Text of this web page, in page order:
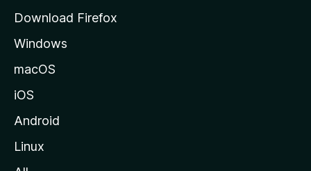
á
n
M
o
Download Firefox
Windows
macOS
iOS
Android
Linux